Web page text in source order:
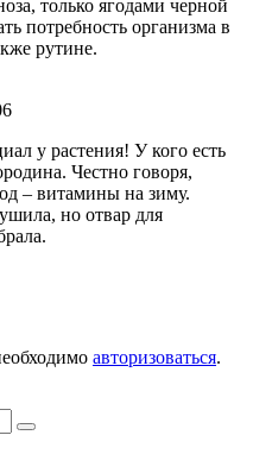
только ягодами черной
потребность организма в
рутине.
у растения! У кого есть
Честно говоря,
– витамины на зиму.
но отвар для
авторизоваться.